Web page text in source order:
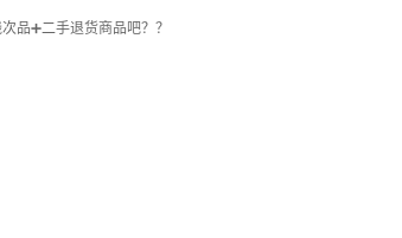
品➕二手退货商品吧？？